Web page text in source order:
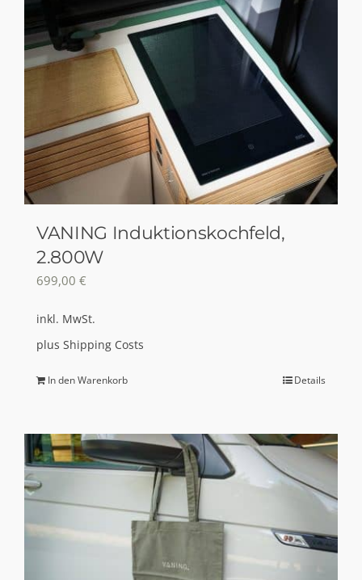
VANING Induktionskochfeld,
2.800W
699,00 €
inkl. MwSt.
plus Shipping Costs
In den Warenkorb Details